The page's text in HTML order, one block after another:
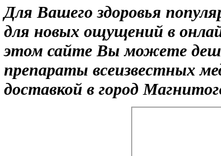
Для Вашего здоровья
для новых ощущений в
этом сайте Вы можете
препараты всеизвестных
доставкой в город